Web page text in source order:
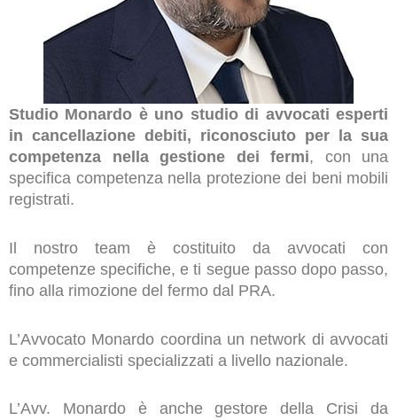
Studio Monardo è uno studio di avvocati esperti
in cancellazione debiti, riconosciuto per la sua
competenza nella gestione dei fermi, con una
specifica competenza nella protezione dei beni mobili
registrati.
Il nostro team è costituito da avvocati con
competenze specifiche, e ti segue passo dopo passo,
fino alla rimozione del fermo dal PRA.
L’Avvocato Monardo coordina un network di avvocati
e commercialisti specializzati a livello nazionale.
L’Avv. Monardo è anche gestore della Crisi da